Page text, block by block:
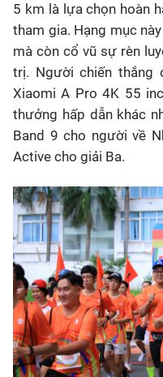
5 km là lựa chọn hoàn
tham gia. Hạng mục
mà còn cổ vũ sự rèn
trị. Người chiến
Xiaomi A Pro 4K 55
thưởng hấp dẫn khác
Band 9 cho người về
Active cho giải Ba.